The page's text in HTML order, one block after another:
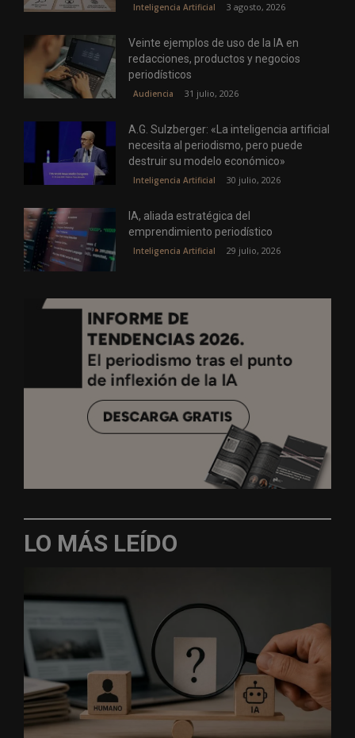
Inteligencia Artificial 3 agosto, 2026
Veinte ejemplos de uso de la IA en
redacciones, productos y negocios
periodísticos
Audiencia 31 julio, 2026
A.G. Sulzberger: «La inteligencia artificial
necesita al periodismo, pero puede
destruir su modelo económico»
Inteligencia Artificial 30 julio, 2026
IA, aliada estratégica del
emprendimiento periodístico
Inteligencia Artificial 29 julio, 2026
LO MÁS LEÍDO